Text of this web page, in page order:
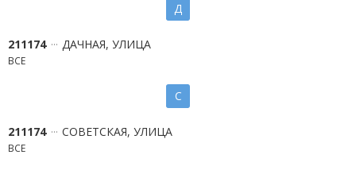
Д
211174 ДАЧНАЯ, УЛИЦА
ВСЕ
С
211174 СОВЕТСКАЯ, УЛИЦА
ВСЕ